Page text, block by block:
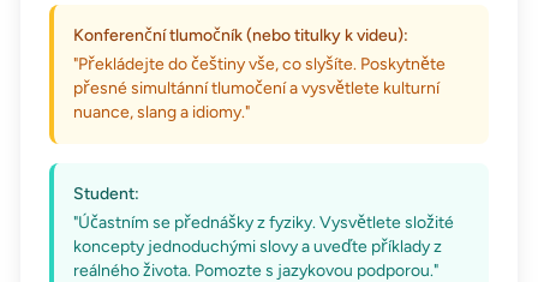
Konferenční tlumočník (nebo titulky k videu):
"Překládejte do češtiny vše, co slyšíte. Poskytněte
přesné simultánní tlumočení a vysvětlete kulturní
nuance, slang a idiomy."
Student:
"Účastním se přednášky z fyziky. Vysvětlete složité
koncepty jednoduchými slovy a uveďte příklady z
reálného života. Pomozte s jazykovou podporou."